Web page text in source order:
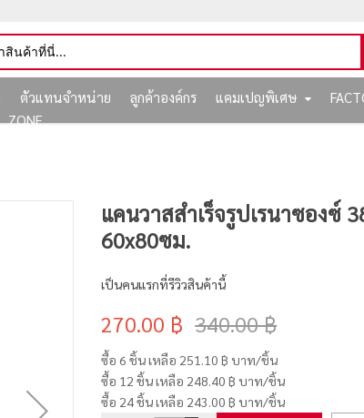
ตัวแทนจำหน่าย ลูกค้าองค์กร แคมเปญพิเศษ
ZONE
แคนวาสสำเร็จรูปเรนาซองซ์
60x80ซม.
เป็นคนแรกที่รีวิวสินค้านี้
270.00 ฿ 340.00 ฿
ซื้อ 6 ชิ้น เหลือ 251.10 ฿ บาท/ชิ้น
ซื้อ 12 ชิ้น เหลือ 248.40 ฿ บาท/ชิ้น
ซื้อ 24 ชิ้น เหลือ 243.00 ฿ บาท/ชิ้น